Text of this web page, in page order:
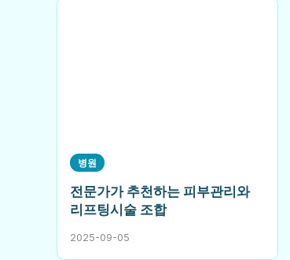
병원
전문가가 추천하는 피부관리와
리프팅시술 조합
2025-09-05